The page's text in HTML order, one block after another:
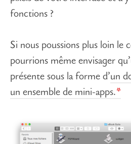
fonctions ?
Si nous poussions plus loin le
pourrions même envisager
présente sous la forme d’un
un ensemble de mini-apps.